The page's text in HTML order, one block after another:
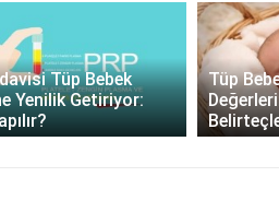
Tüp Bebek
Yenilik Getiriyor:
Tüp